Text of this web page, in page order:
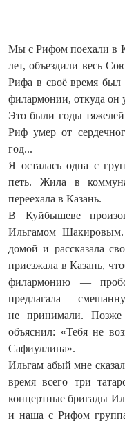
Мы с Рифом поехали в
лет, объездили весь
Рифа в своё время был
филармонии, откуда он
Это были годы
Риф умер от
год...
Я осталась одна с
петь. Жила в
переехала в Казань.
В Куйбышеве
Ильгамом Шакировым.
домой и рассказала
приезжала в Казань,
филармонию —
предлагала
не принимали.
объяснил: «Тебя не
Сафиуллина».
Ильгам абый мне
время всего три
концертные бригады
и наша с Рифом